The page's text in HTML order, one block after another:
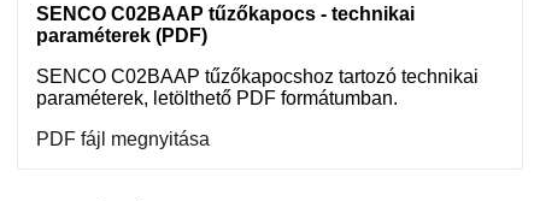
SENCO C02BAAP tűzőkapocs - technikai
paraméterek (PDF)
SENCO C02BAAP tűzőkapocshoz tartozó technikai
paraméterek, letölthető PDF formátumban.
PDF fájl megnyitása